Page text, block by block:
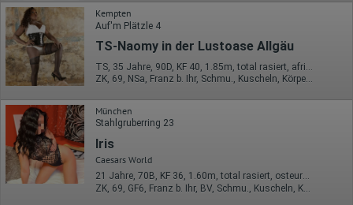
Ort der Verarbeitung:
Europäische Union & USA
Hotjar
Wir nutzen Hotjar als Webanalysedient. Es wird verwendet, um
auch im Rahmen von Umfragen und Feedbackfunktionen, die
auf unserer Website eingebunden sind, von Ihnen bereitgestellte
Informationen verarbeiten.
Herausgeber:
Hotjar Limited, Malta
Erhobene Daten:
Kempten
Auf'm Plätzle 4
TS-Naomy in der Lustoase Allgäu
TS, 35 Jahre, 90D, KF 40, 1.85m, total rasiert, afrikanisch
ZK, 69, NSa, Franz b. Ihr, Schmu., Kuscheln, Körperküs., AV b. Ihm
München
Stahlgruberring 23
Iris
Caesars World
21 Jahre, 70B, KF 36, 1.60m, total rasiert, osteuropäisch